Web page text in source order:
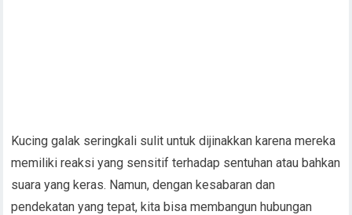
Kucing galak seringkali sulit untuk dijinakkan karena mereka
memiliki reaksi yang sensitif terhadap sentuhan atau bahkan
suara yang keras. Namun, dengan kesabaran dan
pendekatan yang tepat, kita bisa membangun hubungan